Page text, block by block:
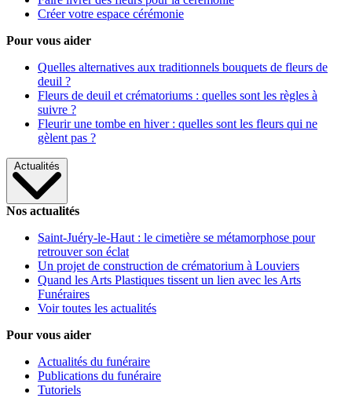
Créer votre espace cérémonie
Pour vous aider
Quelles alternatives aux traditionnels bouquets de fleurs de
deuil ?
Fleurs de deuil et crématoriums : quelles sont les règles à
suivre ?
Fleurir une tombe en hiver : quelles sont les fleurs qui ne
gèlent pas ?
Actualités
Nos actualités
Saint-Juéry-le-Haut : le cimetière se métamorphose pour
retrouver son éclat
Un projet de construction de crématorium à Louviers
Quand les Arts Plastiques tissent un lien avec les Arts
Funéraires
Voir toutes les actualités
Pour vous aider
Actualités du funéraire
Publications du funéraire
Tutoriels